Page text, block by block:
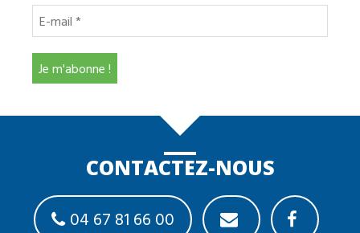
CONTACTEZ-NOUS
04 67 81 66 00